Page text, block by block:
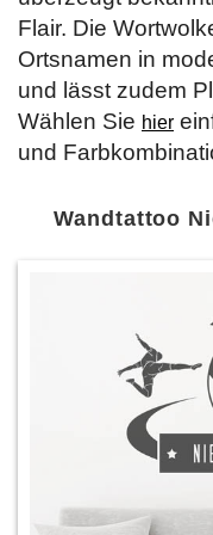
Flair. Die
Ortsnamen in
und lässt zudem
Wählen Sie hier
und
Wandtattoo